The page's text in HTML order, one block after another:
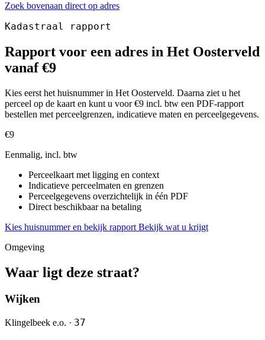
Zoek bovenaan direct op adres
Kadastraal rapport
Rapport voor een adres in Het Oosterveld
vanaf €9
Kies eerst het huisnummer in Het Oosterveld. Daarna ziet u het
perceel op de kaart en kunt u voor €9 incl. btw een PDF-rapport
bestellen met perceelgrenzen, indicatieve maten en perceelgegevens.
€9
Eenmalig, incl. btw
Perceelkaart met ligging en context
Indicatieve perceelmaten en grenzen
Perceelgegevens overzichtelijk in één PDF
Direct beschikbaar na betaling
Kies huisnummer en bekijk rapport Bekijk wat u krijgt
Omgeving
Waar ligt deze straat?
Wijken
Klingelbeek e.o. · 37